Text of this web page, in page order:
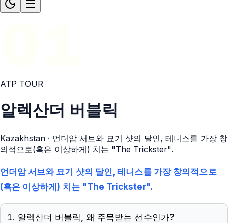
ATP TOUR
알렉산더 버블릭
Kazakhstan · 언더암 서브와 묘기 샷의 달인, 테니스를 가장 창
의적으로(혹은 이상하게) 치는 "The Trickster".
언더암 서브와 묘기 샷의 달인, 테니스를 가장 창의적으로
(혹은 이상하게) 치는 "The Trickster".
알렉산더 버블릭, 왜 주목받는 선수인가?